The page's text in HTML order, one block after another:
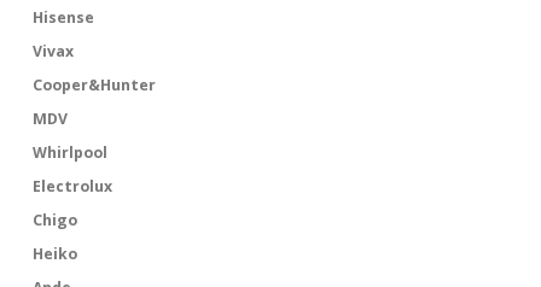
Hisense
Vivax
Cooper&Hunter
MDV
Whirlpool
Electrolux
Chigo
Heiko